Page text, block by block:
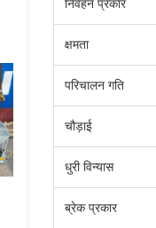
निर्वहन प्रकार
क्षमता
परिचालन गति
चौड़ाई
धुरी विन्यास
ब्रेक प्रकार